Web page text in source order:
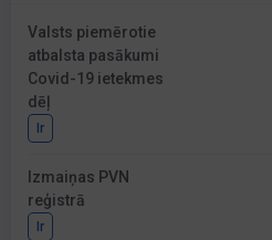
Valsts piemērotie
atbalsta pasākumi
Covid-19 ietekmes
dēļ
Ir
Izmaiņas PVN
reģistrā
Ir